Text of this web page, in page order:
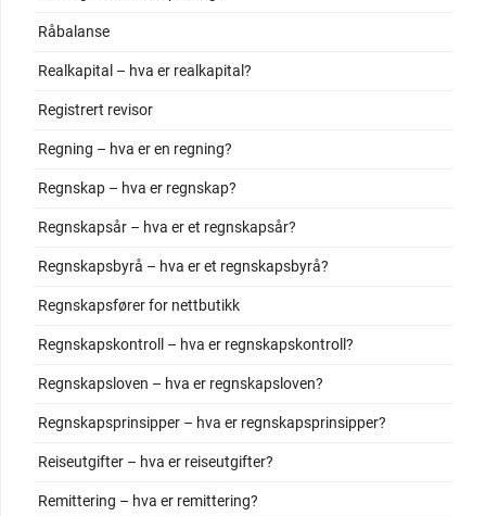
Råbalanse
Realkapital – hva er realkapital?
Registrert revisor
Regning – hva er en regning?
Regnskap – hva er regnskap?
Regnskapsår – hva er et regnskapsår?
Regnskapsbyrå – hva er et regnskapsbyrå?
Regnskapsfører for nettbutikk
Regnskapskontroll – hva er regnskapskontroll?
Regnskapsloven – hva er regnskapsloven?
Regnskapsprinsipper – hva er regnskapsprinsipper?
Reiseutgifter – hva er reiseutgifter?
Remittering – hva er remittering?